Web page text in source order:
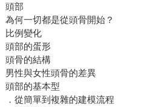
頭部
為何一切都是從頭骨開始？
比例變化
頭部的蛋形
頭骨的結構
男性與女性頭骨的差異
頭部的基本型
．從簡單到複雜的建模流程